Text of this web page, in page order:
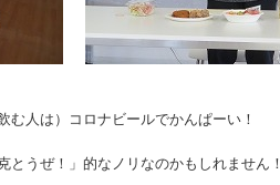
人は）コロナビールでかんぱーい！
とうぜ！」的なノリなのかもしれません！